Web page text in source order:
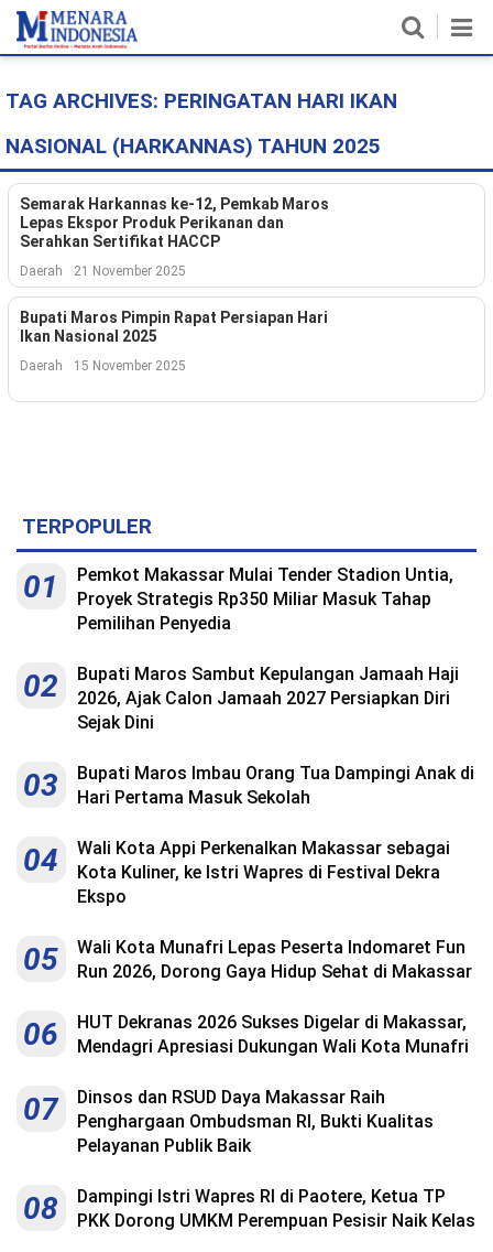
Home
Nasional
Politik
Metro
Daerah
Ekonomi
Lingkungan
Olahraga
Copyright
2026
All
Right
Reserve
TAG ARCHIVES: PERINGATAN HARI IKAN
NASIONAL (HARKANNAS) TAHUN 2025
Semarak Harkannas ke-12, Pemkab Maros
Lepas Ekspor Produk Perikanan dan
Serahkan Sertifikat HACCP
Daerah 21 November 2025
Bupati Maros Pimpin Rapat Persiapan Hari
Ikan Nasional 2025
Daerah 15 November 2025
TERPOPULER
01
Pemkot Makassar Mulai Tender Stadion Untia,
Proyek Strategis Rp350 Miliar Masuk Tahap
Pemilihan Penyedia
02
Bupati Maros Sambut Kepulangan Jamaah Haji
2026, Ajak Calon Jamaah 2027 Persiapkan Diri
Sejak Dini
03
Bupati Maros Imbau Orang Tua Dampingi Anak di
Hari Pertama Masuk Sekolah
04
Wali Kota Appi Perkenalkan Makassar sebagai
Kota Kuliner, ke Istri Wapres di Festival Dekra
Ekspo
05
Wali Kota Munafri Lepas Peserta Indomaret Fun
Run 2026, Dorong Gaya Hidup Sehat di Makassar
06
HUT Dekranas 2026 Sukses Digelar di Makassar,
Mendagri Apresiasi Dukungan Wali Kota Munafri
07
Dinsos dan RSUD Daya Makassar Raih
Penghargaan Ombudsman RI, Bukti Kualitas
Pelayanan Publik Baik
08
Dampingi Istri Wapres RI di Paotere, Ketua TP
PKK Dorong UMKM Perempuan Pesisir Naik Kelas